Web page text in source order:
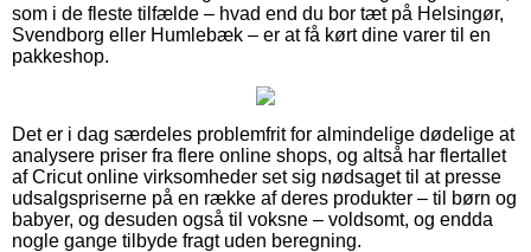
som i de fleste tilfælde – hvad end du bor tæt på Helsingør,
Svendborg eller Humlebæk – er at få kørt dine varer til en
pakkeshop.
Det er i dag særdeles problemfrit for almindelige dødelige at
analysere priser fra flere online shops, og altså har flertallet
af Cricut online virksomheder set sig nødsaget til at presse
udsalgspriserne på en række af deres produkter – til børn og
babyer, og desuden også til voksne – voldsomt, og endda
nogle gange tilbyde fragt uden beregning.